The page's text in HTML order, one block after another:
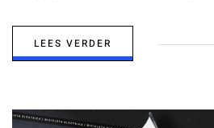
LEES VERDER